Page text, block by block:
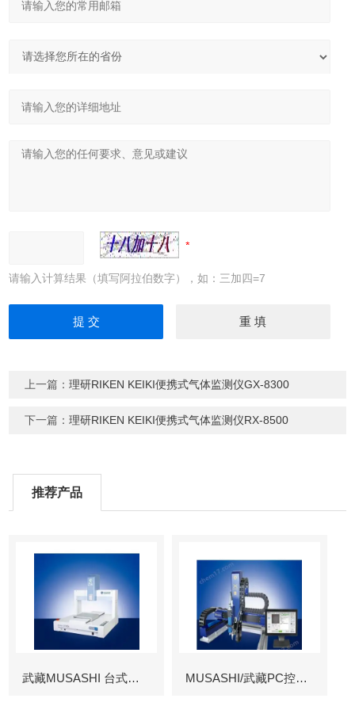
请输入计算结果（填写阿拉伯数字），如：三加四=7
上一篇：理研RIKEN KEIKI便携式气体监测仪GX-8300
下一篇：理研RIKEN KEIKI便携式气体监测仪RX-8500
推荐产品
武藏MUSASHI 台式涂布机械臂 MUSASHI/武藏PC控制图像识别机械臂